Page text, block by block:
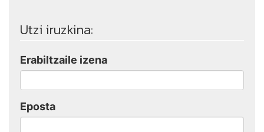
Utzi iruzkina:
Erabiltzaile izena
Eposta